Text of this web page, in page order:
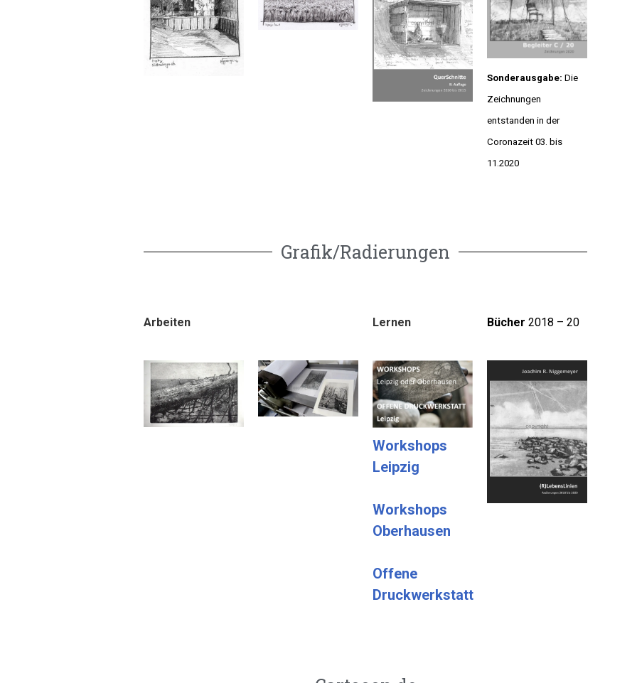
Sonderausgabe: Die
Zeichnungen
entstanden in der
Coronazeit 03. bis
11.2020
Grafik/Radierungen
Arbeiten Lernen
Workshops
Leipzig
Workshops
Oberhausen
Offene
Druckwerkstatt
Bücher 2018 – 20